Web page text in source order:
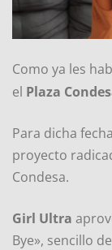
Como ya les
el Plaza
Para dicha
proyecto
Condesa.
Girl Ultra
Bye», sencillo